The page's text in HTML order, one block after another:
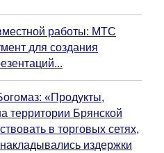
работы: МТС
для создания
«Продукты,
территории Брянской
в торговых сетях,
издержки